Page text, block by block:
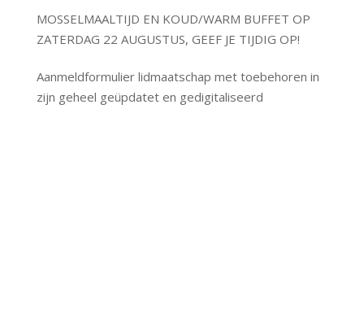
MOSSELMAALTIJD EN KOUD/WARM BUFFET OP
ZATERDAG 22 AUGUSTUS, GEEF JE TIJDIG OP!
Aanmeldformulier lidmaatschap met toebehoren in
zijn geheel geüpdatet en gedigitaliseerd